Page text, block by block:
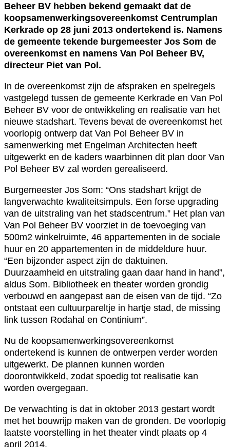
Beheer BV hebben bekend gemaakt dat de
koopsamenwerkingsovereenkomst Centrumplan
Kerkrade op 28 juni 2013 ondertekend is. Namens
de gemeente tekende burgemeester Jos Som de
overeenkomst en namens Van Pol Beheer BV,
directeur Piet van Pol.
In de overeenkomst zijn de afspraken en spelregels
vastgelegd tussen de gemeente Kerkrade en Van Pol
Beheer BV voor de ontwikkeling en realisatie van het
nieuwe stadshart. Tevens bevat de overeenkomst het
voorlopig ontwerp dat Van Pol Beheer BV in
samenwerking met Engelman Architecten heeft
uitgewerkt en de kaders waarbinnen dit plan door Van
Pol Beheer BV zal worden gerealiseerd.
Burgemeester Jos Som: “Ons stadshart krijgt de
langverwachte kwaliteitsimpuls. Een forse upgrading
van de uitstraling van het stadscentrum.” Het plan van
Van Pol Beheer BV voorziet in de toevoeging van
500m2 winkelruimte, 46 appartementen in de sociale
huur en 20 appartementen in de middeldure huur.
“Een bijzonder aspect zijn de daktuinen.
Duurzaamheid en uitstraling gaan daar hand in hand”,
aldus Som. Bibliotheek en theater worden grondig
verbouwd en aangepast aan de eisen van de tijd. “Zo
ontstaat een cultuurpareltje in hartje stad, de missing
link tussen Rodahal en Continium”.
Nu de koopsamenwerkingsovereenkomst
ondertekend is kunnen de ontwerpen verder worden
uitgewerkt. De plannen kunnen worden
doorontwikkeld, zodat spoedig tot realisatie kan
worden overgegaan.
De verwachting is dat in oktober 2013 gestart wordt
met het bouwrijp maken van de gronden. De voorlopig
laatste voorstelling in het theater vindt plaats op 4
april 2014.